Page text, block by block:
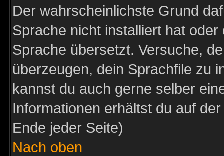
Der wahrscheinlichste Grund
Sprache nicht installiert hat
Sprache übersetzt. Versuche,
überzeugen, dein Sprachfile zu
kannst du auch gerne selber
Informationen erhältst du auf
Ende jeder Seite)
Nach oben